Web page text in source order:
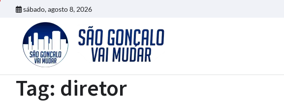
sábado, agosto 8, 2026
Tag: diretor